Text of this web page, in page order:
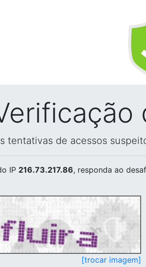
tentativas de acessos
IP 216.73.217.86, responda ao
[trocar imagem]